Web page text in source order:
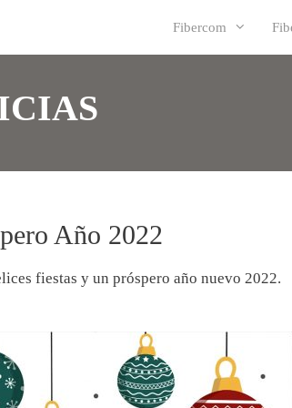
Fibercom
Año 2022
fiestas y un próspero año nuevo 2022.